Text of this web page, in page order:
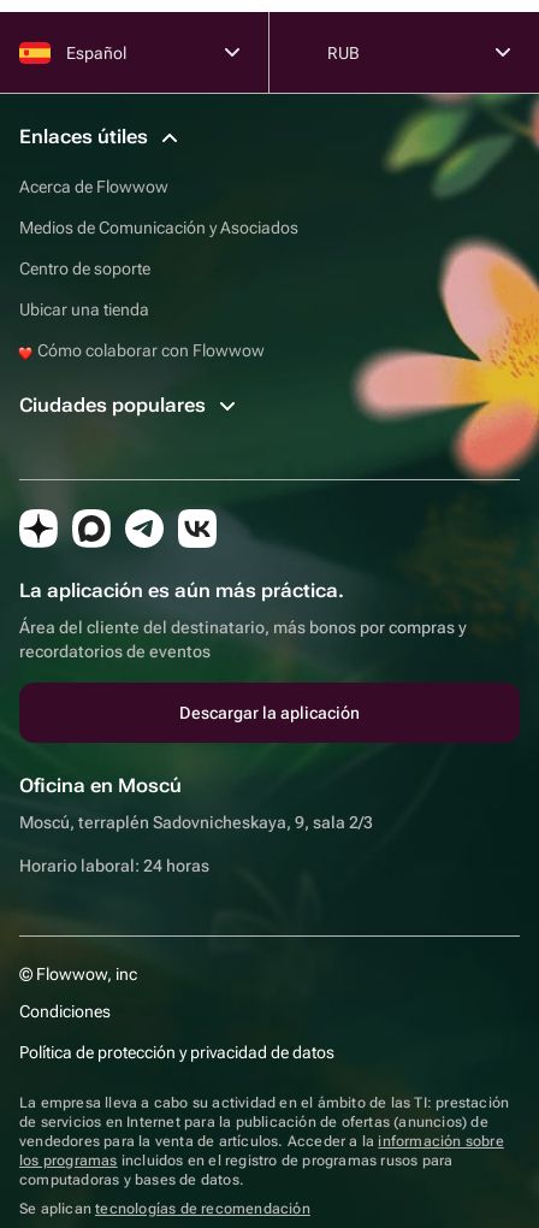
Español RUB
Enlaces útiles
Acerca de Flowwow
Medios de Comunicación y Asociados
Centro de soporte
Ubicar una tienda
Cómo colaborar con Flowwow
Ciudades populares
La aplicación es aún más práctica.
Área del cliente del destinatario, más bonos por compras y
recordatorios de eventos
Descargar la aplicación
Oficina en Moscú
Moscú, terraplén Sadovnicheskaya, 9, sala 2/3
Horario laboral: 24 horas
© Flowwow, inc
Condiciones
Política de protección y privacidad de datos
La empresa lleva a cabo su actividad en el ámbito de las TI: prestación
de servicios en Internet para la publicación de ofertas (anuncios) de
vendedores para la venta de artículos. Acceder a la información sobre
los programas incluidos en el registro de programas rusos para
computadoras y bases de datos.
Se aplicantecnologías de recomendación